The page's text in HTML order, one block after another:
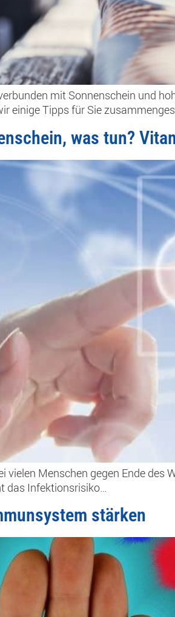
mit Sonnenschein und
einige Tipps für Sie
was tun?
vielen Menschen gegen Ende des
Infektionsrisiko…
stärken